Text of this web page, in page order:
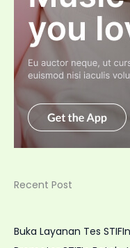
Recent Post
Buka Layanan Tes